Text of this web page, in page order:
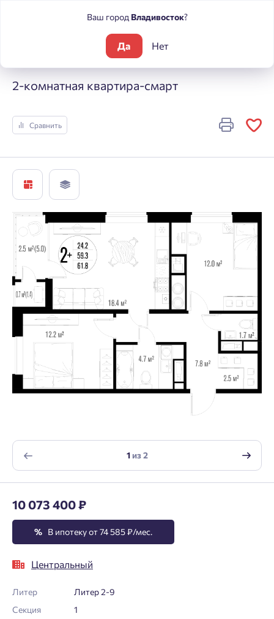
Центральный
2-комнатная квартира-смарт
Сравнить
10 073 400 ₽
% В ипотеку от 74 585 ₽/мес.
Центральный
Литер
Литер 2-9
Секция
1
1из2
Ваш город Владивосток?
Да Нет